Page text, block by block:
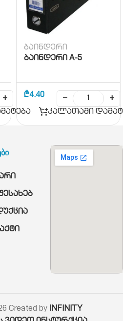
+
ბაინდერი
ბაინდერი A-5
₾4.40 −
+
კალათაში
Created by INFINITY